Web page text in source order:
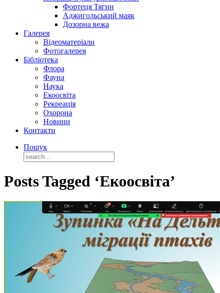
Фортеця Тягин
Аджигольський маяк
Дозорна вежа
Галерея
Відеоматеріали
Фотогалерея
Бібліотека
Флора
Фауна
Наука
Екоосвіта
Рекреація
Охорона
Новини
Контакти
Пошук
Posts Tagged ‘Екоосвіта’